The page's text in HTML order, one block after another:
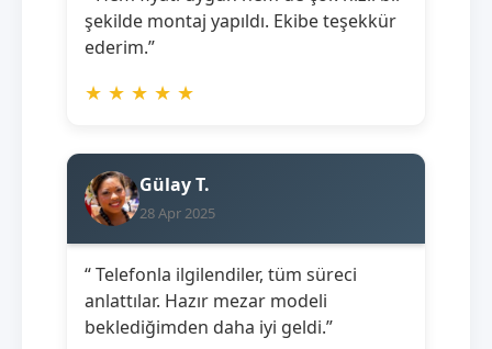
şekilde montaj yapıldı. Ekibe teşekkür
ederim.”
★ ★ ★ ★ ★
Gülay T.
28 Apr 2025
“ Telefonla ilgilendiler, tüm süreci
anlattılar. Hazır mezar modeli
beklediğimden daha iyi geldi.”